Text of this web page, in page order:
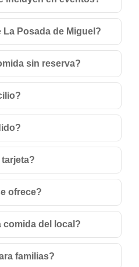
Posada de Miguel?
sin reserva?
ofrece?
comida del local?
familias?